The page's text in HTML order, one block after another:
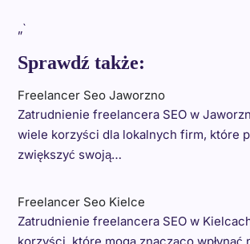
„`
Sprawdź także:
Freelancer Seo Jaworzno
Zatrudnienie freelancera SEO w
wiele korzyści dla lokalnych firm, które
zwiększyć swoją…
Freelancer Seo Kielce
Zatrudnienie freelancera SEO w
korzyści, które mogą znacząco wpłynąć